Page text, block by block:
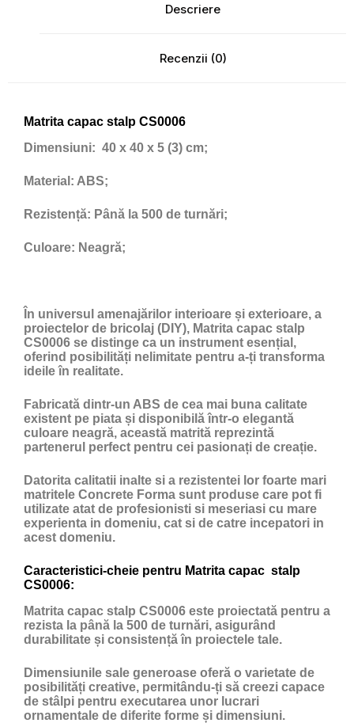
Descriere
Recenzii (0)
Matrita capac stalp CS0006
Dimensiuni: 40 x 40 x 5 (3) cm;
Material: ABS;
Rezistență: Până la 500 de turnări;
Culoare: Neagră;
În universul amenajărilor interioare și exterioare, a
proiectelor de bricolaj (DIY), Matrita capac stalp
CS0006 se distinge ca un instrument esențial,
oferind posibilități nelimitate pentru a-ți transforma
ideile în realitate.
Fabricată dintr-un ABS de cea mai buna calitate
existent pe piata și disponibilă într-o elegantă
culoare neagră, această matrită reprezintă
partenerul perfect pentru cei pasionați de creație.
Datorita calitatii inalte si a rezistentei lor foarte mari
matritele Concrete Forma sunt produse care pot fi
utilizate atat de profesionisti si meseriasi cu mare
experienta in domeniu, cat si de catre incepatori in
acest domeniu.
Caracteristici-cheie pentru Matrita capac stalp
CS0006:
Matrita capac stalp CS0006 este proiectată pentru a
rezista la până la 500 de turnări, asigurând
durabilitate și consistență în proiectele tale.
Dimensiunile sale generoase oferă o varietate de
posibilități creative, permitându-ți să creezi capace
de stâlpi pentru executarea unor lucrari
ornamentale de diferite forme și dimensiuni.